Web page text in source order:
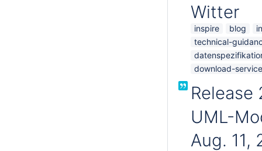
Witter
inspire blog
technical-
download-service
Release
UML-
Aug. 11,